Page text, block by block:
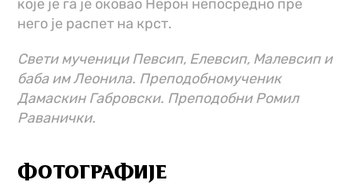
које је га је оковао Нерон непосредно пре
него је распет на крст.
Свети мученици Певсип, Елевсип, Малевсип и
баба им Леонила. Преподобномученик
Дамаскин Габровски. Преподобни Ромил
Раванички.
ФОТОГРАФИЈЕ